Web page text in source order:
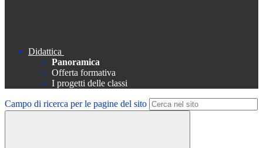
Didattica
Panoramica
Offerta formativa
I progetti delle classi
Campo di ricerca per le pagine del sito